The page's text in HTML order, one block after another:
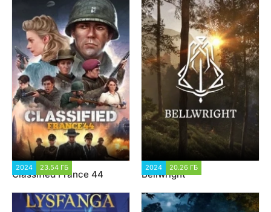
2024 23.54 ГБ
Classified France 44
2024 20.26 ГБ
Bellwright